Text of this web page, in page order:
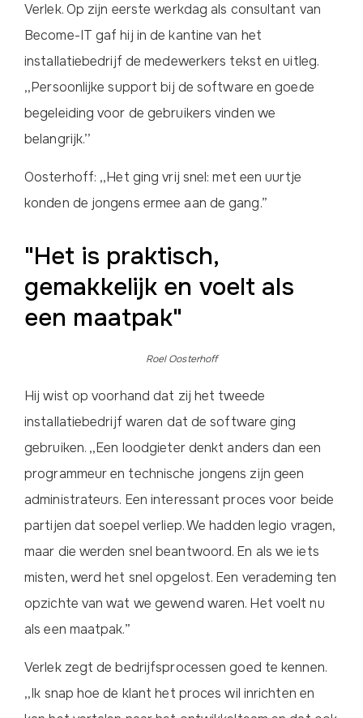
Verlek. Op zijn eerste werkdag als consultant van
Become-IT gaf hij in de kantine van het
installatiebedrijf de medewerkers tekst en uitleg.
,,Persoonlijke support bij de software en goede
begeleiding voor de gebruikers vinden we
belangrijk.’’
Oosterhoff: ,,Het ging vrij snel: met een uurtje
konden de jongens ermee aan de gang.”
"Het is praktisch,
gemakkelijk en voelt als
een maatpak"
Roel Oosterhoff
Hij wist op voorhand dat zij het tweede
installatiebedrijf waren dat de software ging
gebruiken. ,,Een loodgieter denkt anders dan een
programmeur en technische jongens zijn geen
administrateurs. Een interessant proces voor beide
partijen dat soepel verliep. We hadden legio vragen,
maar die werden snel beantwoord. En als we iets
misten, werd het snel opgelost. Een verademing ten
opzichte van wat we gewend waren. Het voelt nu
als een maatpak.”
Verlek zegt de bedrijfsprocessen goed te kennen.
,,Ik snap hoe de klant het proces wil inrichten en